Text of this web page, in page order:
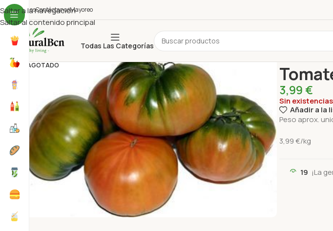
Saltar a la navegación
Saltar al contenido principal
SomosContáctanosMayoreo
Todas Las Categorías
AGOTADO
3,99 €
Sin existencias
Añadir a la
Peso aprox.
3,99€/kg
19 ¡La